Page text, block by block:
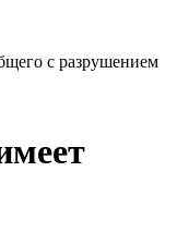
с разрушением